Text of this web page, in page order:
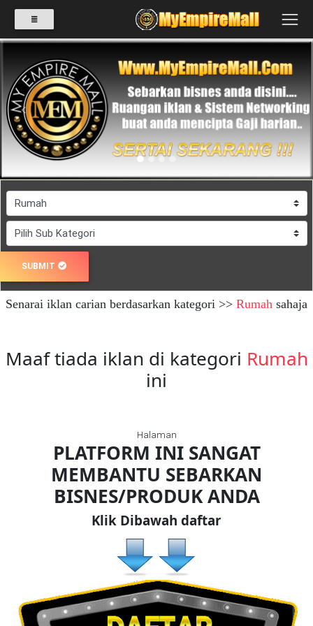
Previous Next
SUBMIT
Senarai iklan carian berdasarkan kategori >> Rumah sahaja
Maaf tiada iklan di kategori Rumah
ini
Halaman
PLATFORM INI SANGAT
MEMBANTU SEBARKAN
BISNES/PRODUK ANDA
Klik Dibawah daftar
SELECT
CATEGORY
PRODUK(0)
BABIES(0)
KESIHATAN(80)
PERNIAGAAN
RUNCIT(1)
FESYEN
WANITA(0)
LELAKI(0)